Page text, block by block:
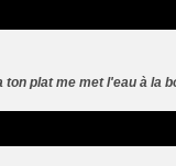
plat me met l'eau à la